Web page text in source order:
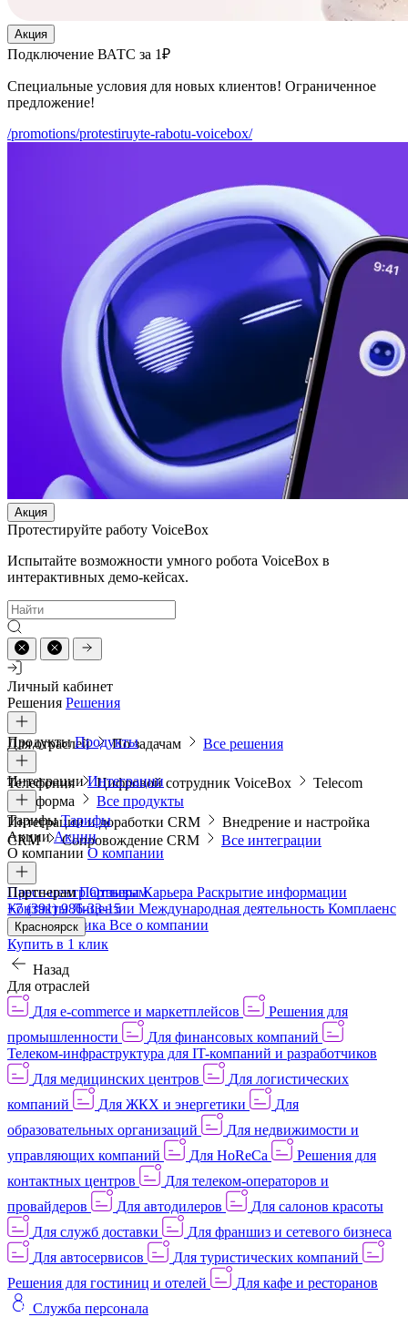
Акция
Подключение ВАТС за 1₽
Специальные условия для новых клиентов! Ограниченное
предложение!
/promotions/protestiruyte-rabotu-voicebox/
Акция
Протестируйте работу VoiceBox
Испытайте возможности умного робота VoiceBox в
интерактивных демо-кейсах.
Личный кабинет
Решения Решения
Для отраслей По задачам Все решения
ПродуктыПродукты
Телефония Цифровой сотрудник VoiceBox
Telecom
платформа
Все продукты
ИнтеграцииИнтеграции
Интеграции и доработки CRM
Внедрение и настройка
CRM
Сопровождение CRM Все интеграции
ТарифыТарифы
АкцииАкции
О компании О компании
Пресс-центрОтзывыКарьера Раскрытие информации
КонтактыЛицензии Международная деятельность Комплаенс
и деловая этика Все о компании
ПартнерамПартнерам
+7 (391) 986-33-15
Красноярск
Купить в 1 клик
Назад
Для отраслей
Для e-commerce и маркетплейсов
Решения для
промышленности
Для финансовых компаний
Телеком-инфраструктура для IT-компаний и разработчиков
Для медицинских центров
Для логистических
компаний
Для ЖКХ и энергетики
Для
образовательных организаций
Для недвижимости и
управляющих компаний
Для HoReCa
Решения для
контактных центров
Для телеком-операторов и
провайдеров
Для автодилеров
Для салонов красоты
Для служб доставки
Для франшиз и сетевого бизнеса
Для автосервисов
Для туристических компаний
Решения для гостиниц и отелей
Для кафе и ресторанов
Служба персонала